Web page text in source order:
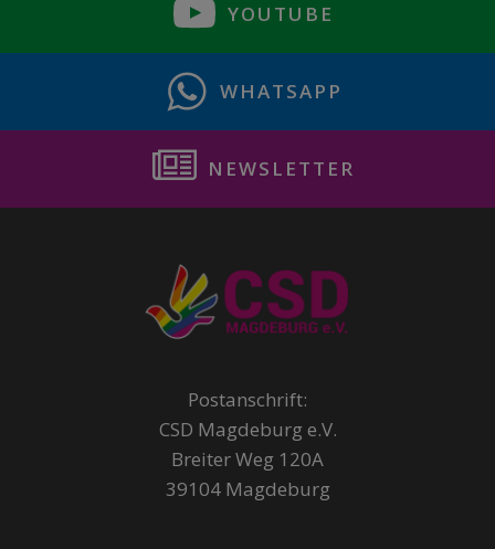
YOUTUBE
WHATSAPP
NEWSLETTER
Postanschrift:
CSD Magdeburg e.V.
Breiter Weg 120A
39104 Magdeburg